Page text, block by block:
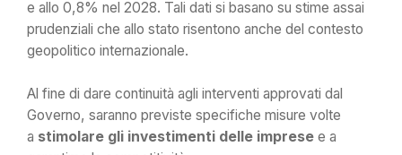
e allo 0,8% nel 2028. Tali dati si basano su stime assai
prudenziali che allo stato risentono anche del contesto
geopolitico internazionale.
Al fine di dare continuità agli interventi approvati dal
Governo, saranno previste specifiche misure volte
a stimolare gli investimenti delle imprese e a